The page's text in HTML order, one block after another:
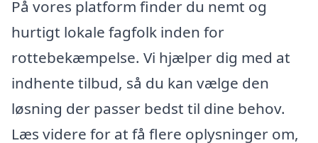
På vores platform finder du nemt og
hurtigt lokale fagfolk inden for
rottebekæmpelse. Vi hjælper dig med at
indhente tilbud, så du kan vælge den
løsning der passer bedst til dine behov.
Læs videre for at få flere oplysninger om,